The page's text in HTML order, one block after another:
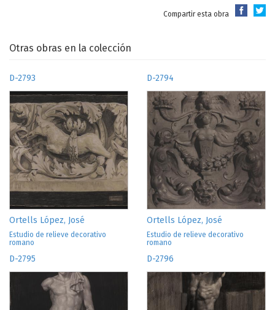
Compartir esta obra
Otras obras en la colección
D-2793
Ortells López, José
Estudio de relieve decorativo
romano
D-2794
Ortells López, José
Estudio de relieve decorativo
romano
D-2795 D-2796